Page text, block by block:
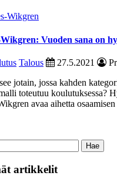
Vuoden sana on
Talous 27.5.2021
jotain, jossa kahden
toteutuu koulutuksessa?
avaa aihetta
artikkelit